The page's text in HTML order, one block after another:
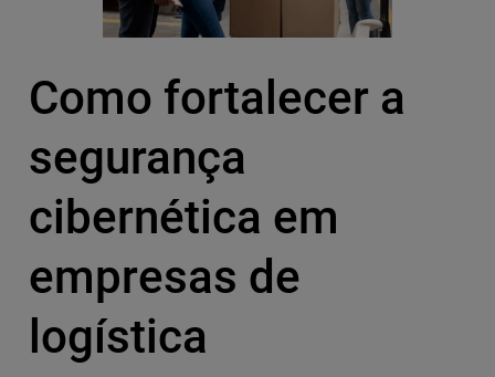
Como fortalecer a
segurança
cibernética em
empresas de
logística